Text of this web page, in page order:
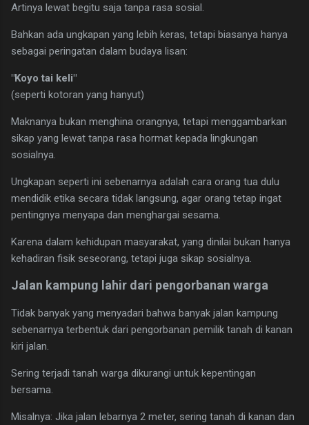
Artinya lewat begitu saja tanpa rasa sosial.
Bahkan ada ungkapan yang lebih keras, tetapi biasanya hanya
sebagai peringatan dalam budaya lisan:
"Koyo tai keli"
(seperti kotoran yang hanyut)
Maknanya bukan menghina orangnya, tetapi menggambarkan
sikap yang lewat tanpa rasa hormat kepada lingkungan
sosialnya.
Ungkapan seperti ini sebenarnya adalah cara orang tua dulu
mendidik etika secara tidak langsung, agar orang tetap ingat
pentingnya menyapa dan menghargai sesama.
Karena dalam kehidupan masyarakat, yang dinilai bukan hanya
kehadiran fisik seseorang, tetapi juga sikap sosialnya.
Jalan kampung lahir dari pengorbanan warga
Tidak banyak yang menyadari bahwa banyak jalan kampung
sebenarnya terbentuk dari pengorbanan pemilik tanah di kanan
kiri jalan.
Sering terjadi tanah warga dikurangi untuk kepentingan
bersama.
Misalnya: Jika jalan lebarnya 2 meter, sering tanah di kanan dan